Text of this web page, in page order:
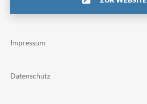
Impressum
Datenschutz